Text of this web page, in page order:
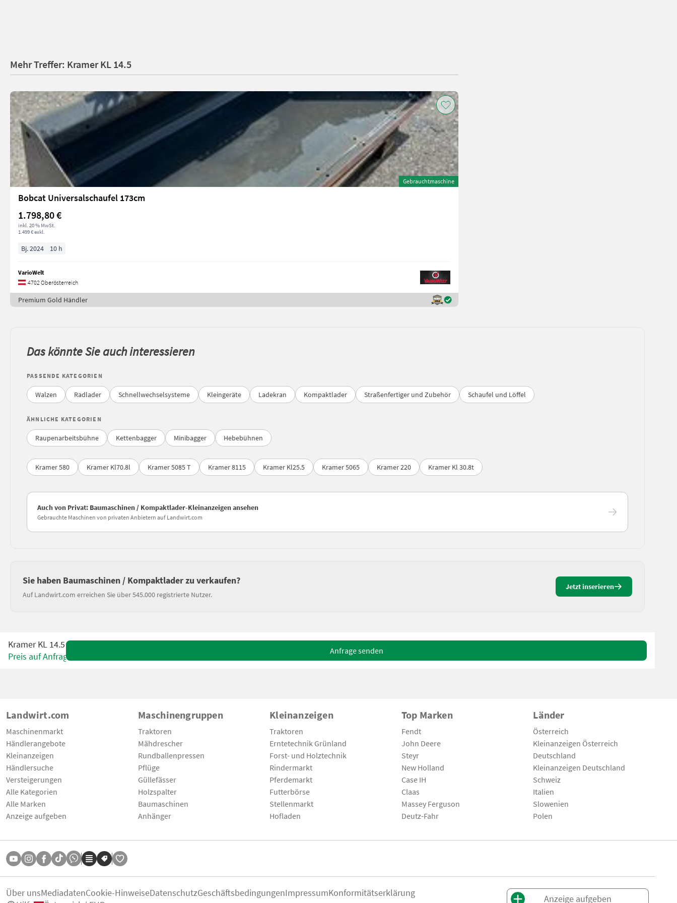
Mehr Treffer: Kramer KL 14.5
Gebrauchtmaschine
Bobcat Universalschaufel 173cm
1.798,80 €
inkl. 20 % MwSt.
1.499 € exkl.
Bj. 2024 10 h
VarioWelt
4702 Oberösterreich
Premium Gold Händler
Das könnte Sie auch interessieren
PASSENDE KATEGORIEN
Walzen Radlader Schnellwechselsysteme Kleingeräte Ladekran Kompaktlader Straßenfertiger und Zubehör Schaufel und Löffel
ÄHNLICHE KATEGORIEN
Raupenarbeitsbühne Kettenbagger Minibagger Hebebühnen
Kramer 580 Kramer Kl70.8l Kramer 5085 T Kramer 8115 Kramer Kl25.5 Kramer 5065 Kramer 220 Kramer Kl 30.8t
Auch von Privat: Baumaschinen / Kompaktlader-Kleinanzeigen ansehen
Gebrauchte Maschinen von privaten Anbietern auf Landwirt.com
Sie haben Baumaschinen / Kompaktlader zu verkaufen?
Auf Landwirt.com erreichen Sie über 545.000 registrierte Nutzer.
Jetzt inserieren
Kramer KL 14.5
Preis auf Anfrage
Anfrage senden
Landwirt.com
Maschinenmarkt
Händlerangebote
Kleinanzeigen
Händlersuche
Versteigerungen
Alle Kategorien
Alle Marken
Anzeige aufgeben
Maschinengruppen
Traktoren
Mähdrescher
Rundballenpressen
Pflüge
Güllefässer
Holzspalter
Baumaschinen
Anhänger
Kleinanzeigen
Traktoren
Erntetechnik Grünland
Forst- und Holztechnik
Rindermarkt
Pferdemarkt
Futterbörse
Stellenmarkt
Hofladen
Top Marken
Fendt
John Deere
Steyr
New Holland
Case IH
Claas
Massey Ferguson
Deutz-Fahr
Länder
Österreich
Kleinanzeigen Österreich
Deutschland
Kleinanzeigen Deutschland
Schweiz
Italien
Slowenien
Polen
Über unsMediadatenCookie-HinweiseDatenschutzGeschäftsbedingungenImpressumKonformitätserklärung
Anzeige aufgeben